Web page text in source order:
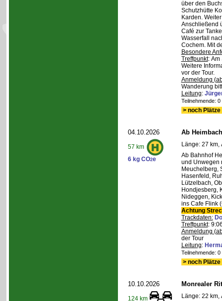
über den
Schutzhütte
Karden.
Anschließend
Café zur
Wasserfall
Cochem. Mit
Besondere
Treffpunkt: Am
Weitere
vor der Tour.
Anmeldung
Wanderung
Leitung:
Teilnehmende:
> noch
04.10.2026
57 km
6 kg CO2e
Ab
Länge: 27 km,
Ab Bahnhof
und Unwegen
Meuchelberg,
Hasenfeld,
Lützelbach,
Hondjesberg,
Nideggen,
ins Cafe Flink
Achtung
Trackdaten:
Treffpunkt:
Anmeldung
der Tour
Leitung:
Teilnehmende:
> noch
10.10.2026
124 km
Monrealer
Länge: 22 km,